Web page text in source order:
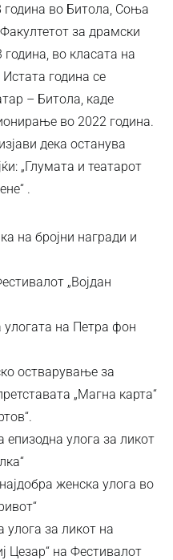
во Битола, Соња
за драмски
во класата на
година се
– Битола, каде
во 2022 година.
дека останува
„Глумата и театарот
.
на бројни награди и
„Војдан
на Петра фон
остварување за
„Магна карта“
епизодна улога за ликот
женска улога во
улога за ликот на
Цезар“ на Фестивалот